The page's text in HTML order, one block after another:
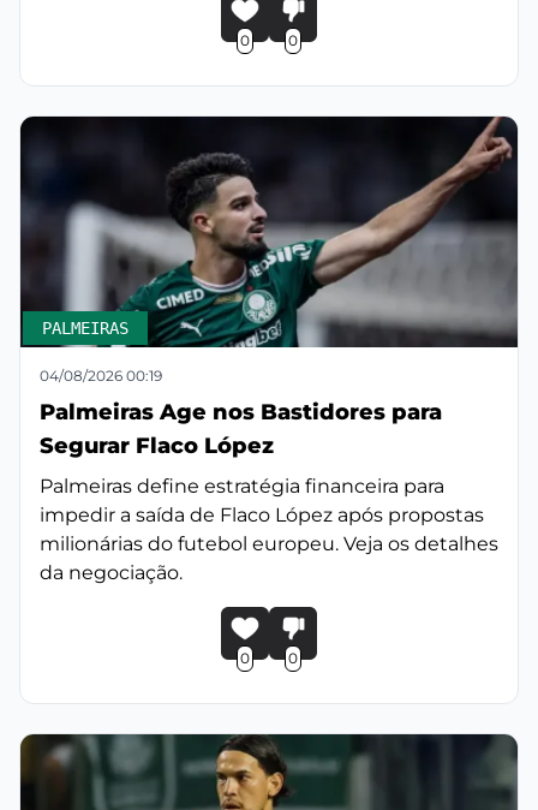
0 0
PALMEIRAS
04/08/2026 00:19
Palmeiras Age nos Bastidores para
Segurar Flaco López
Palmeiras define estratégia financeira para
impedir a saída de Flaco López após propostas
milionárias do futebol europeu. Veja os detalhes
da negociação.
0 0